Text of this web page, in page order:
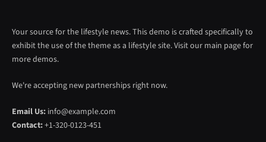
Your source for the lifestyle news. This demo is crafted specifically to
exhibit the use of the theme as a lifestyle site. Visit our main page for
more demos.
We're accepting new partnerships right now.
Email Us: info@example.com
Contact:+1-320-0123-451